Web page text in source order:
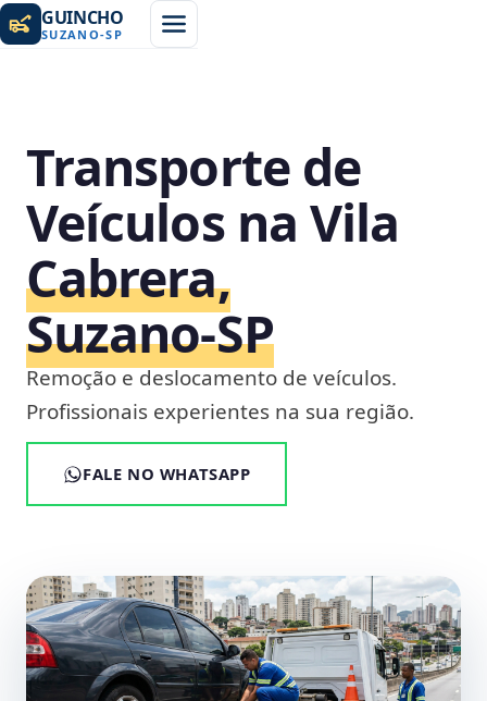
GUINCHO
SUZANO-SP
Transporte de
Veículos na Vila
Cabrera,
Suzano‑SP
Remoção e deslocamento de veículos.
Profissionais experientes na sua região.
FALE NO WHATSAPP